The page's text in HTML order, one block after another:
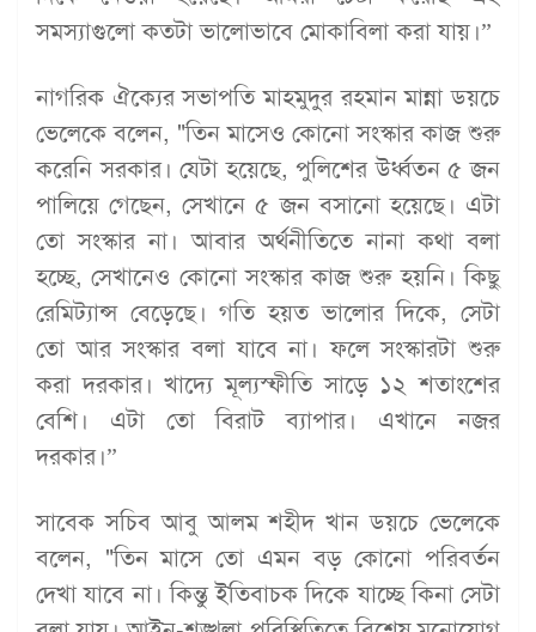
সমস্যাগুলো কতটা ভালোভাবে মোকাবিলা করা যায়।”
নাগরিক ঐক্যের সভাপতি মাহমুদুর রহমান মান্না ডয়চে
ভেলেকে বলেন, "তিন মাসেও কোনো সংস্কার কাজ শুরু
করেনি সরকার। যেটা হয়েছে, পুলিশের উর্ধ্বতন ৫ জন
পালিয়ে গেছেন, সেখানে ৫ জন বসানো হয়েছে। এটা
তো সংস্কার না। আবার অর্থনীতিতে নানা কথা বলা
হচ্ছে, সেখানেও কোনো সংস্কার কাজ শুরু হয়নি। কিছু
রেমিট্যান্স বেড়েছে। গতি হয়ত ভালোর দিকে, সেটা
তো আর সংস্কার বলা যাবে না। ফলে সংস্কারটা শুরু
করা দরকার। খাদ্যে মূল্যস্ফীতি সাড়ে ১২ শতাংশের
বেশি। এটা তো বিরাট ব্যাপার। এখানে নজর
দরকার।”
সাবেক সচিব আবু আলম শহীদ খান ডয়চে ভেলেকে
বলেন, "তিন মাসে তো এমন বড় কোনো পরিবর্তন
দেখা যাবে না। কিন্তু ইতিবাচক দিকে যাচ্ছে কিনা সেটা